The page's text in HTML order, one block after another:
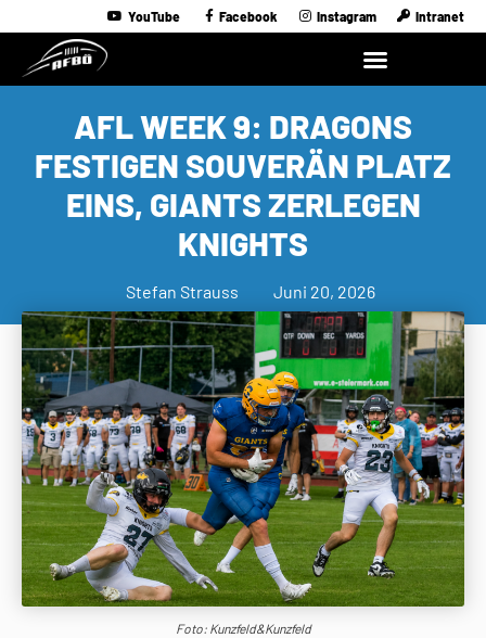
YouTube Facebook Instagram Intranet
AFL WEEK 9: DRAGONS
FESTIGEN SOUVERÄN PLATZ
EINS, GIANTS ZERLEGEN
KNIGHTS
Stefan Strauss Juni 20, 2026
Foto: Kunzfeld&Kunzfeld